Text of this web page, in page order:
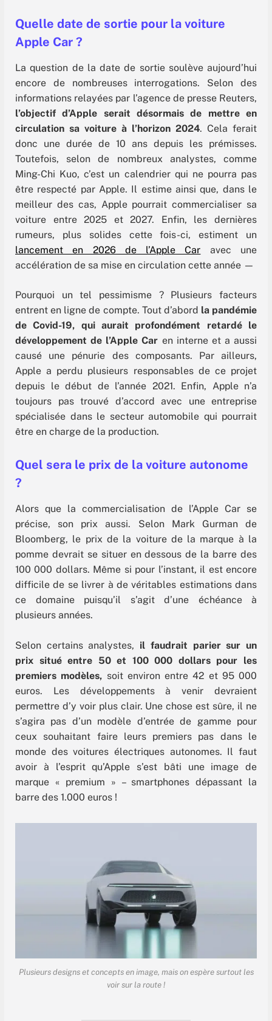
Quelle date de sortie pour la voiture
Apple Car ?
La question de la date de sortie soulève aujourd’hui
encore de nombreuses interrogations. Selon des
informations relayées par l’agence de presse Reuters,
l’objectif d’Apple serait désormais de mettre en
circulation sa voiture à l’horizon 2024. Cela ferait
donc une durée de 10 ans depuis les prémisses.
Toutefois, selon de nombreux analystes, comme
Ming-Chi Kuo, c’est un calendrier qui ne pourra pas
être respecté par Apple. Il estime ainsi que, dans le
meilleur des cas, Apple pourrait commercialiser sa
voiture entre 2025 et 2027. Enfin, les dernières
rumeurs, plus solides cette fois-ci, estiment un
lancement en 2026 de l’Apple Car avec une
accélération de sa mise en circulation cette année —
Pourquoi un tel pessimisme ? Plusieurs facteurs
entrent en ligne de compte. Tout d’abord la pandémie
de Covid-19, qui aurait profondément retardé le
développement de l’Apple Car en interne et a aussi
causé une pénurie des composants. Par ailleurs,
Apple a perdu plusieurs responsables de ce projet
depuis le début de l’année 2021. Enfin, Apple n’a
toujours pas trouvé d’accord avec une entreprise
spécialisée dans le secteur automobile qui pourrait
être en charge de la production.
Quel sera le prix de la voiture autonome
?
Alors que la commercialisation de l’Apple Car se
précise, son prix aussi. Selon Mark Gurman de
Bloomberg, le prix de la voiture de la marque à la
pomme devrait se situer en dessous de la barre des
100 000 dollars. Même si pour l’instant, il est encore
difficile de se livrer à de véritables estimations dans
ce domaine puisqu’il s’agit d’une échéance à
plusieurs années.
Selon certains analystes, il faudrait parier sur un
prix situé entre 50 et 100 000 dollars pour les
premiers modèles, soit environ entre 42 et 95 000
euros. Les développements à venir devraient
permettre d’y voir plus clair. Une chose est sûre, il ne
s’agira pas d’un modèle d’entrée de gamme pour
ceux souhaitant faire leurs premiers pas dans le
monde des voitures électriques autonomes. Il faut
avoir à l’esprit qu’Apple s’est bâti une image de
marque « premium » – smartphones dépassant la
barre des 1.000 euros !
Plusieurs designs et concepts en image, mais on espère surtout les
voir sur la route !